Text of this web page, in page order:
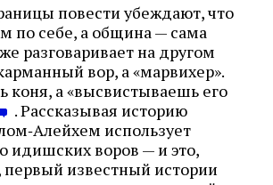
повести убеждают, что
по себе, а община — сама
разговаривает на другом
вор, а «марвихер».
коня, а «высвистываешь его
. Рассказывая историю
использует
идишских воров — и это,
известный истории